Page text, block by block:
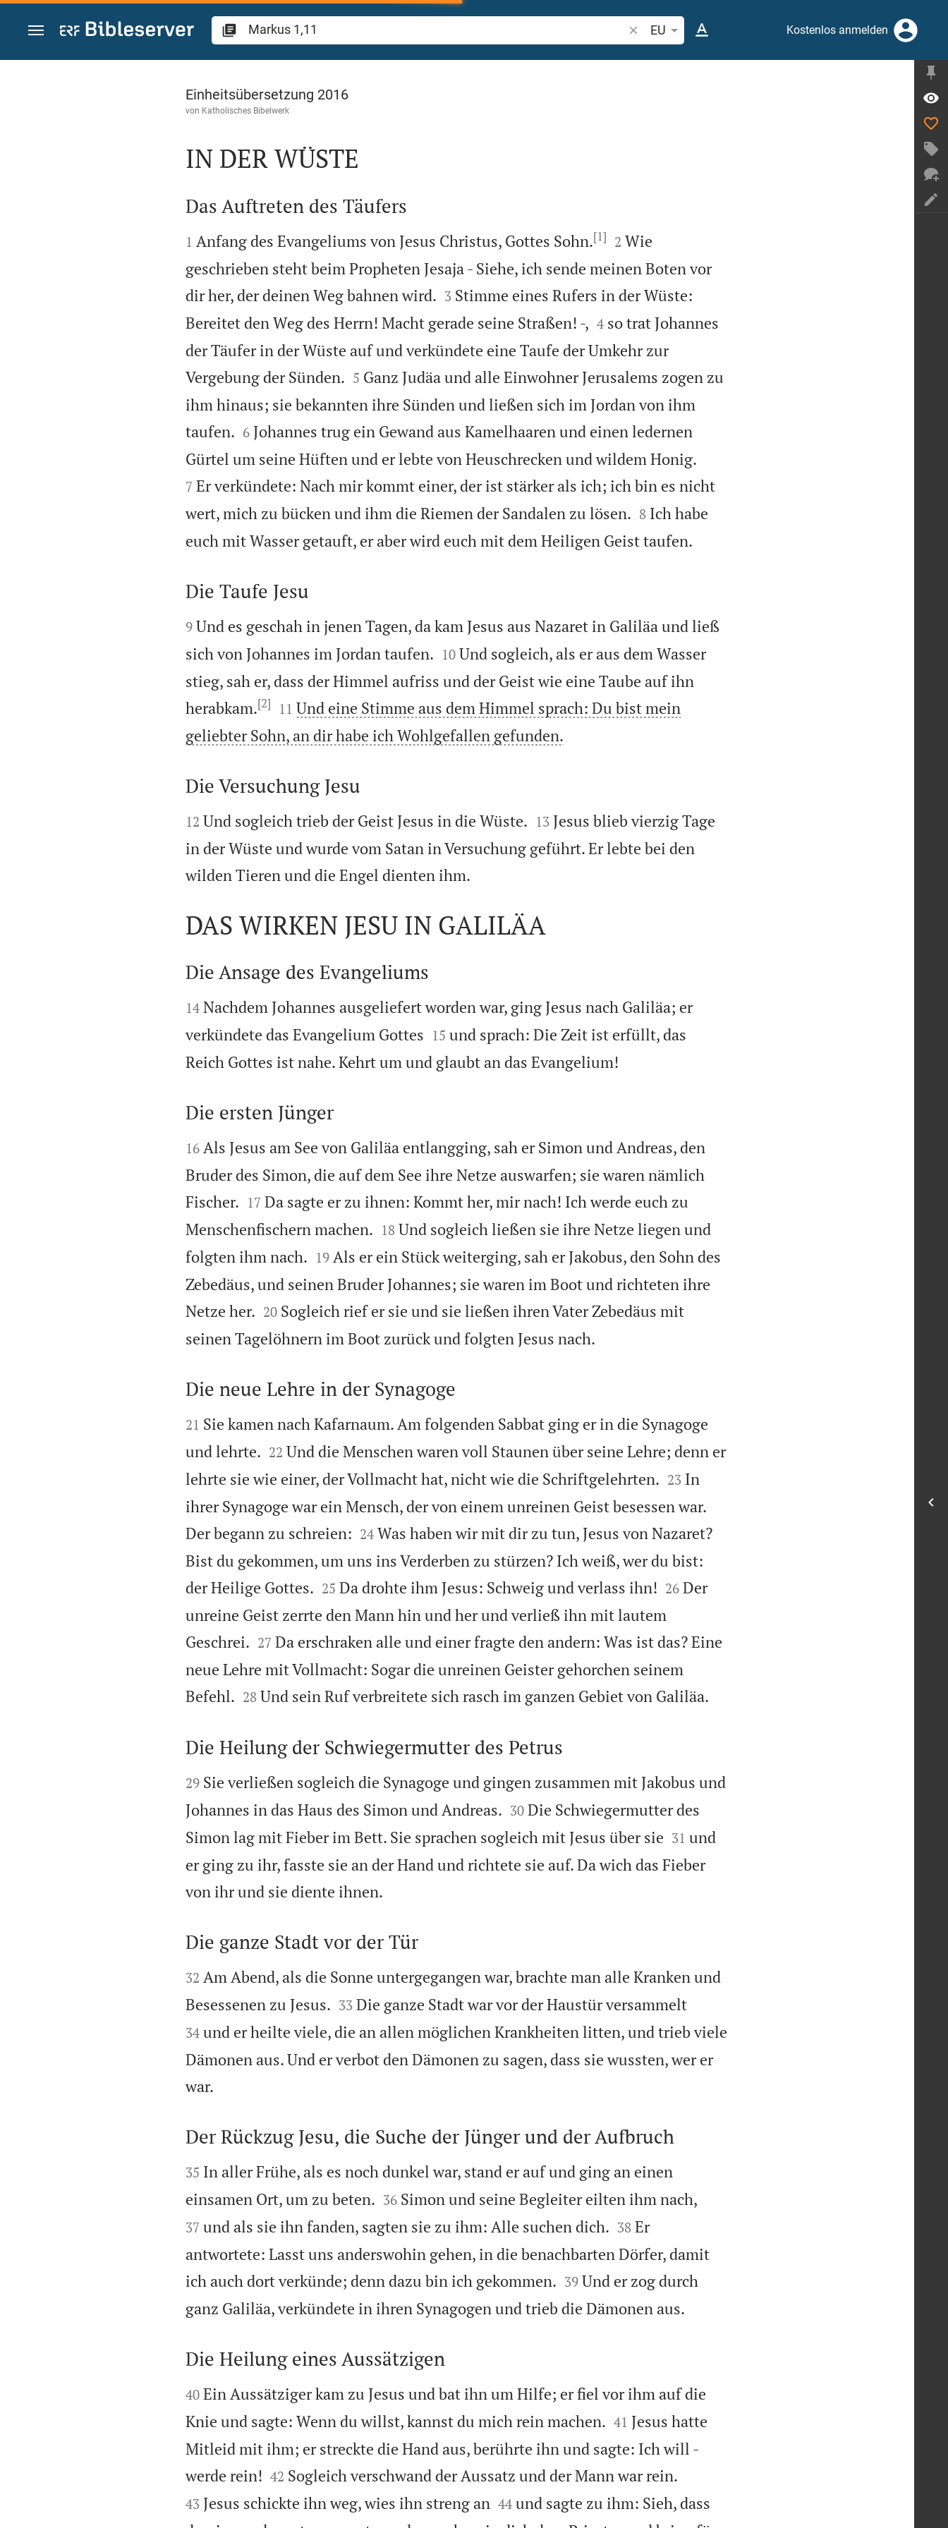
Zum Inhalt springen
Bibelstelle oder Begriff suchen
EU Kostenlos anmelden
Markus 1
Einheitsübersetzung 2016
von Katholisches Bibelwerk

IN DER WÜSTE

Das Auftreten des Täufers

1 Anfang des Evangeliums von Jesus Christus, Gottes Sohn.[1]
2 Wie
geschrieben steht beim Propheten Jesaja - Siehe, ich sende meinen Boten vor
dir her, der deinen Weg bahnen wird.
3 Stimme eines Rufers in der Wüste:
Bereitet den Weg des Herrn! Macht gerade seine Straßen! -, 

4 so trat Johannes
der Täufer in der Wüste auf und verkündete eine Taufe der Umkehr zur
Vergebung der Sünden.
5 Ganz Judäa und alle Einwohner Jerusalems zogen zu
ihm hinaus; sie bekannten ihre Sünden und ließen sich im Jordan von ihm
taufen.
6 Johannes trug ein Gewand aus Kamelhaaren und einen ledernen
Gürtel um seine Hüften und er lebte von Heuschrecken und wildem Honig.
7 Er verkündete: Nach mir kommt einer, der ist stärker als ich; ich bin es nicht
wert, mich zu bücken und ihm die Riemen der Sandalen zu lösen.
8 Ich habe
euch mit Wasser getauft, er aber wird euch mit dem Heiligen Geist taufen.

Die Taufe Jesu

9 Und es geschah in jenen Tagen, da kam Jesus aus Nazaret in Galiläa und ließ
sich von Johannes im Jordan taufen.
10 Und sogleich, als er aus dem Wasser
stieg, sah er, dass der Himmel aufriss und der Geist wie eine Taube auf ihn
herabkam.[2]
11 Und eine Stimme aus dem Himmel sprach: Du bist mein
geliebter Sohn, an dir habe ich Wohlgefallen gefunden.

Die Versuchung Jesu

12 Und sogleich trieb der Geist Jesus in die Wüste.
13 Jesus blieb vierzig Tage
in der Wüste und wurde vom Satan in Versuchung geführt. Er lebte bei den
wilden Tieren und die Engel dienten ihm.

DAS WIRKEN JESU IN GALILÄA

Die Ansage des Evangeliums

14 Nachdem Johannes ausgeliefert worden war, ging Jesus nach Galiläa; er
verkündete das Evangelium Gottes
15 und sprach: Die Zeit ist erfüllt, das
Reich Gottes ist nahe. Kehrt um und glaubt an das Evangelium!

Die ersten Jünger

16 Als Jesus am See von Galiläa entlangging, sah er Simon und Andreas, den
Bruder des Simon, die auf dem See ihre Netze auswarfen; sie waren nämlich
Fischer.
17 Da sagte er zu ihnen: Kommt her, mir nach! Ich werde euch zu
Menschenfischern machen.
18 Und sogleich ließen sie ihre Netze liegen und
folgten ihm nach.
19 Als er ein Stück weiterging, sah er Jakobus, den Sohn des
Zebedäus, und seinen Bruder Johannes; sie waren im Boot und richteten ihre
Netze her.
20 Sogleich rief er sie und sie ließen ihren Vater Zebedäus mit
seinen Tagelöhnern im Boot zurück und folgten Jesus nach.

Die neue Lehre in der Synagoge

21 Sie kamen nach Kafarnaum. Am folgenden Sabbat ging er in die Synagoge
und lehrte.
22 Und die Menschen waren voll Staunen über seine Lehre; denn er
lehrte sie wie einer, der Vollmacht hat, nicht wie die Schriftgelehrten.
23 In
ihrer Synagoge war ein Mensch, der von einem unreinen Geist besessen war.
Der begann zu schreien:
24 Was haben wir mit dir zu tun, Jesus von Nazaret?
Bist du gekommen, um uns ins Verderben zu stürzen? Ich weiß, wer du bist:
der Heilige Gottes.
25 Da drohte ihm Jesus: Schweig und verlass ihn!
26 Der
unreine Geist zerrte den Mann hin und her und verließ ihn mit lautem
Geschrei.
27 Da erschraken alle und einer fragte den andern: Was ist das? Eine
neue Lehre mit Vollmacht: Sogar die unreinen Geister gehorchen seinem
Befehl.
28 Und sein Ruf verbreitete sich rasch im ganzen Gebiet von Galiläa.

Die Heilung der Schwiegermutter des Petrus

29 Sie verließen sogleich die Synagoge und gingen zusammen mit Jakobus und
Johannes in das Haus des Simon und Andreas.
30 Die Schwiegermutter des
Simon lag mit Fieber im Bett. Sie sprachen sogleich mit Jesus über sie
31 und
er ging zu ihr, fasste sie an der Hand und richtete sie auf. Da wich das Fieber
von ihr und sie diente ihnen.

Die ganze Stadt vor der Tür

32 Am Abend, als die Sonne untergegangen war, brachte man alle Kranken und
Besessenen zu Jesus.
33 Die ganze Stadt war vor der Haustür versammelt
34 und er heilte viele, die an allen möglichen Krankheiten litten, und trieb viele
Dämonen aus. Und er verbot den Dämonen zu sagen, dass sie wussten, wer er
war.

Der Rückzug Jesu, die Suche der Jünger und der Aufbruch

35 In aller Frühe, als es noch dunkel war, stand er auf und ging an einen
einsamen Ort, um zu beten.
36 Simon und seine Begleiter eilten ihm nach,
37 und als sie ihn fanden, sagten sie zu ihm: Alle suchen dich.
38 Er
antwortete: Lasst uns anderswohin gehen, in die benachbarten Dörfer, damit
ich auch dort verkünde; denn dazu bin ich gekommen.
39 Und er zog durch
ganz Galiläa, verkündete in ihren Synagogen und trieb die Dämonen aus.

Die Heilung eines Aussätzigen

40 Ein Aussätziger kam zu Jesus und bat ihn um Hilfe; er fiel vor ihm auf die
Knie und sagte: Wenn du willst, kannst du mich rein machen.
41 Jesus hatte
Mitleid mit ihm; er streckte die Hand aus, berührte ihn und sagte: Ich will -
werde rein!
42 Sogleich verschwand der Aussatz und der Mann war rein.
43 Jesus schickte ihn weg, wies ihn streng an
44 und sagte zu ihm: Sieh, dass